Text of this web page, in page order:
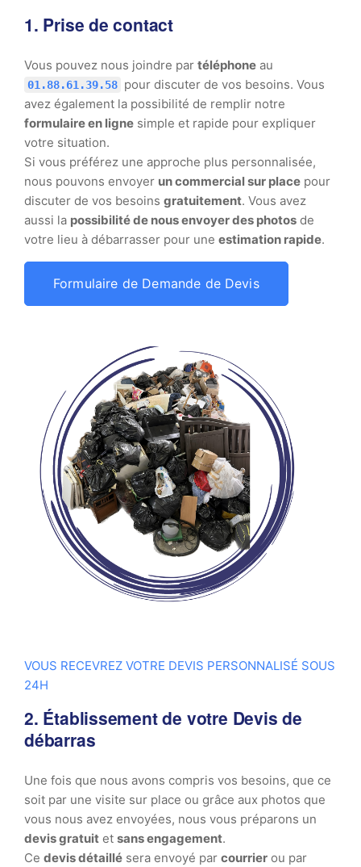
1. Prise de contact
Vous pouvez nous joindre par téléphone au
01.88.61.39.58 pour discuter de vos besoins. Vous
avez également la possibilité de remplir notre
formulaire en ligne simple et rapide pour expliquer
votre situation.
Si vous préférez une approche plus personnalisée,
nous pouvons envoyer un commercial sur place pour
discuter de vos besoins gratuitement. Vous avez
aussi la possibilité de nous envoyer des photos de
votre lieu à débarrasser pour une estimation rapide.
Formulaire de Demande de Devis
VOUS RECEVREZ VOTRE DEVIS PERSONNALISÉ SOUS
24H
2. Établissement de votre Devis de
débarras
Une fois que nous avons compris vos besoins, que ce
soit par une visite sur place ou grâce aux photos que
vous nous avez envoyées, nous vous préparons un
devis gratuit et sans engagement.
Ce devis détaillé sera envoyé par courrier ou par